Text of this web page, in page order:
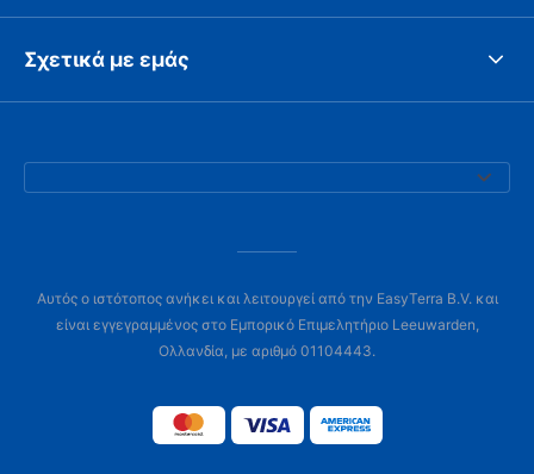
Σχετικά με εμάς
Αυτός ο ιστότοπος ανήκει και λειτουργεί από την EasyTerra B.V. και
είναι εγγεγραμμένος στο Εμπορικό Επιμελητήριο Leeuwarden,
Ολλανδία, με αριθμό 01104443.